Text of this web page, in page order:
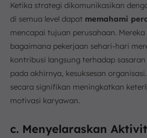
Ketika strategi dikomunikasikan
di semua level dapat memahami
mencapai tujuan perusahaan.
bagaimana pekerjaan sehari-hari
kontribusi langsung terhadap
pada akhirnya, kesuksesan
secara signifikan meningkatkan
motivasi karyawan.
c. Menyelaraskan